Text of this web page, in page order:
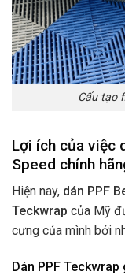
Cấu tạo
Lợi ích của việc
Speed chính
Hiện nay, dán PPF
Teckwrap của Mỹ
cưng của mình bởi
Dán PPF